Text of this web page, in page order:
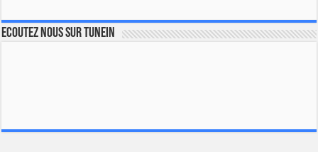
Ecoutez nous sur TuneIn